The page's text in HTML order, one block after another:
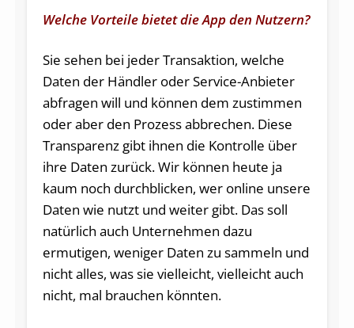
Welche Vorteile bietet die App den Nutzern?
Sie sehen bei jeder Transaktion, welche
Daten der Händler oder Service-Anbieter
abfragen will und können dem zustimmen
oder aber den Prozess abbrechen. Diese
Transparenz gibt ihnen die Kontrolle über
ihre Daten zurück. Wir können heute ja
kaum noch durchblicken, wer online unsere
Daten wie nutzt und weiter gibt. Das soll
natürlich auch Unternehmen dazu
ermutigen, weniger Daten zu sammeln und
nicht alles, was sie vielleicht, vielleicht auch
nicht, mal brauchen könnten.